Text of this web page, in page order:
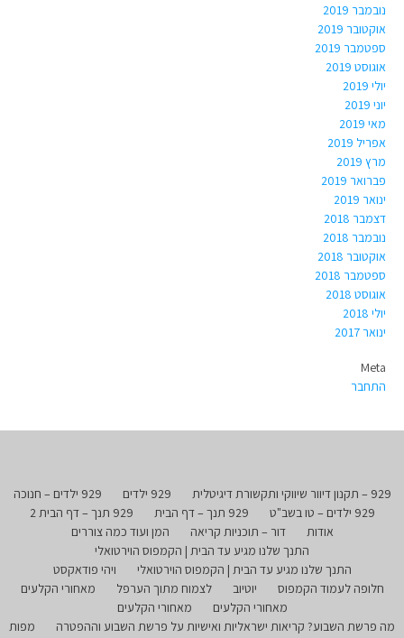
נובמבר 2019
אוקטובר 2019
ספטמבר 2019
אוגוסט 2019
יולי 2019
יוני 2019
מאי 2019
אפריל 2019
מרץ 2019
פברואר 2019
ינואר 2019
דצמבר 2018
נובמבר 2018
אוקטובר 2018
ספטמבר 2018
אוגוסט 2018
יולי 2018
ינואר 2017
Meta
התחבר
929 – תקנון דיוור שיווקי ותקשורת דיגיטלית 929 ילדים
929 ילדים – חנוכה
929 ילדים – טו בשב"ט
929 תנך – דף הבית
929 תנך – דף הבית 2
אודות
דור – תוכניות קריאה
המן ועוד כמה צוררים
התנך שלנו מגיע עד הבית | הקמפוס הוירטואלי
התנך שלנו מגיע עד הבית | הקמפוס הוירטואלי
ויהי פודאקסט
חלופה לעמוד הקמפוס
יוטיוב לצמוח מתוך הערפל
מאחורי הקלעים
מאחורי הקלעים
מאחורי הקלעים
מה פרשת השבוע? קריאות ישראליות ואישיות על פרשת השבוע וההפטרה
מפות